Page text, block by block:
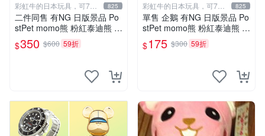
彩虹牛的日本玩具，可7取
付
825
二件同售 有NG 日版景品 Po
stPet momo熊 粉紅泰迪熊 妹
妹 comomo 企鵝 娃娃 布偶
手指頭 娃娃
$350 $600 59折
彩虹牛的日本玩具，可7取
付
825
單售 企鵝 有NG 日版景品 Po
stPet momo熊 粉紅泰迪熊 娃
娃 布偶 手指頭 娃娃
$175 $300 59折